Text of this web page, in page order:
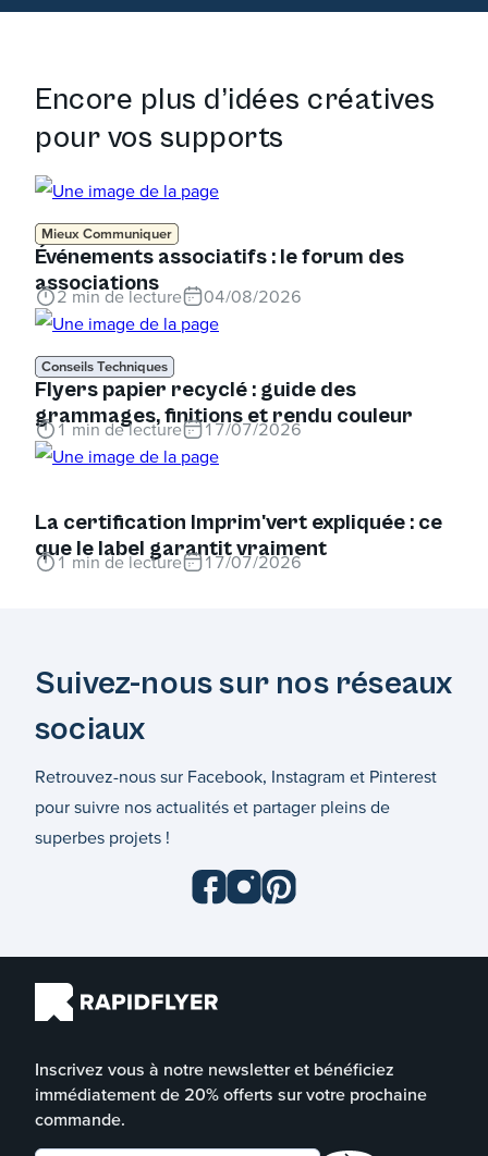
Encore plus d’idées créatives
pour vos supports
Mieux Communiquer
Événements associatifs : le forum des
associations
2 min de lecture 04/08/2026
Conseils Techniques
Flyers papier recyclé : guide des
grammages, finitions et rendu couleur
1min de lecture 17/07/2026
La certification Imprim'vert expliquée : ce
que le label garantit vraiment
1min de lecture 17/07/2026
Suivez-nous sur nos réseaux
sociaux
Retrouvez-nous sur Facebook, Instagram et Pinterest
pour suivre nos actualités et partager pleins de
superbes projets !
Inscrivez vous à notre newsletter et bénéficiez
immédiatement de 20% offerts sur votre prochaine
commande.